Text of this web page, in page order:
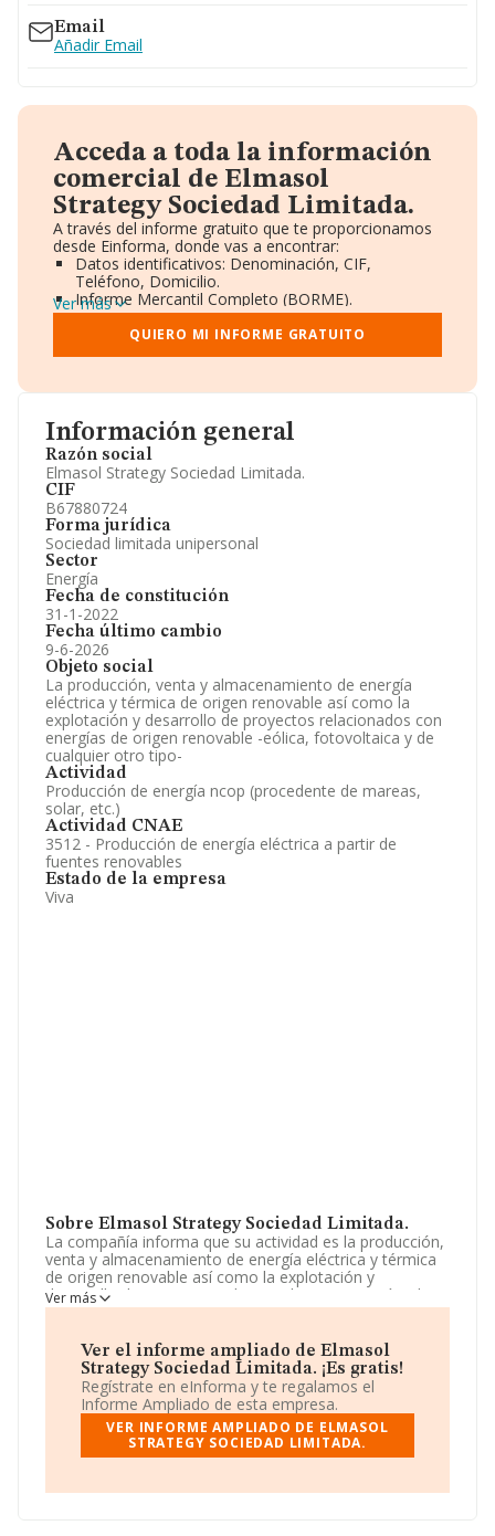
Información general
Razón social
Elmasol Strategy Sociedad Limitada.
CIF
B67880724
Forma jurídica
Sociedad limitada unipersonal
Sector
Energía
Fecha de constitución
31-1-2022
Fecha último cambio
9-6-2026
Objeto social
La producción, venta y almacenamiento de energía
eléctrica y térmica de origen renovable así como la
explotación y desarrollo de proyectos relacionados con
energías de origen renovable -eólica, fotovoltaica y de
cualquier otro tipo-
Actividad
Producción de energía ncop (procedente de mareas,
solar, etc.)
Actividad CNAE
3512 - Producción de energía eléctrica a partir de
fuentes renovables
Estado de la empresa
Viva
Sobre Elmasol Strategy Sociedad Limitada.
La compañía informa que su actividad es la producción,
venta y almacenamiento de energía eléctrica y térmica
de origen renovable así como la explotación y
desarrollo de proyectos relacionados con energías de
origen renovable -eólica, fotovoltaica y de cualquier
Limitada. La actividad de referencia CNAE corresponde
a 'Transporte de energía eléctrica', cuyo Código es
3512. La sociedad no tiene actividad en mercados
exteriores.
La sociedadElmasol Strategy Sociedad Limitada
con CIF B67880724, se encuentra en Calle Rioja núm.
Andalucía.
Ver más
Ver el informe ampliado de Elmasol
Strategy Sociedad Limitada. ¡Es gratis!
Regístrate en eInforma y te regalamos el
Informe Ampliado de esta empresa.
VER INFORME AMPLIADO DE ELMASOL
STRATEGY SOCIEDAD LIMITADA.
Email
Añadir Email
Acceda a toda la información
comercial de Elmasol
Strategy Sociedad Limitada.
A través del informe gratuito que te proporcionamos
desde Einforma, donde vas a encontrar:
Datos identificativos: Denominación, CIF,
Teléfono, Domicilio.
Informe Mercantil Completo (BORME).
Gráficos de Evolución Ventas y Empleados.
Consejo de Administración y Administradores.
Directivos y Ejecutivos.
Información oficial y registral complementaria.
Ver más
QUIERO MI INFORME GRATUITO